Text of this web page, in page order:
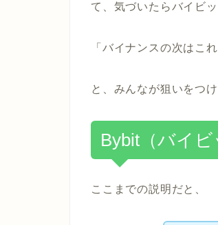
て、気づいたらバイビ
「バイナンスの次はこれ
と、みんなが狙いをつ
Bybit（バイ
ここまでの説明だと、